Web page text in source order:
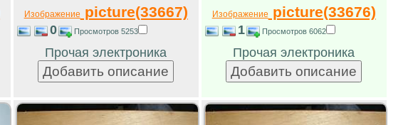
Изображение picture(33667)
0 Просмотров 5253
Прочая электроника
Изображение picture(33676)
1 Просмотров 6062
Прочая электроника